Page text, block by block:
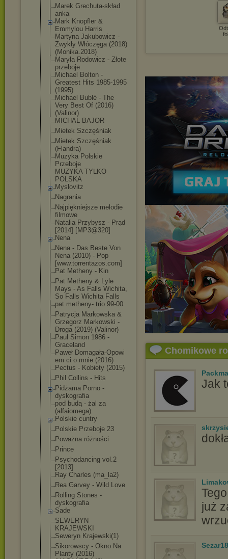
Marek Grechuta-skład
anka
Mark Knopfler &
Emmylou Harris
Martyna Jakubowicz -
Zwykły Włóczęga (2018)
(Monika.2018)
Maryla Rodowicz - Złote
przeboje
Michael Bolton -
Greatest Hits 1985-1995
(1995)
Michael Bublé - The
Very Best Of (2016)
(Valinor)
MICHAL BAJOR
Mietek Szczęśniak
Mietek Szczęśniak
(Flandra)
Muzyka Polskie
Przeboje
MUZYKA TYLKO
POLSKA
Myslovitz
Nagrania
Najpiękniejsze melodie
filmowe
Natalia Przybysz - Prąd
[2014] [MP3@320]
Nena
Nena - Das Beste Von
Nena (2010) - Pop
[www.torrentazos.com]
Pat Metheny - Kin
Pat Metheny & Lyle
Mays - As Falls Wichita,
So Falls Wichita Falls
pat metheny- trio 99-00
Patrycja Markowska &
Grzegorz Markowski -
Droga (2019) (Valinor)
Paul Simon 1986 -
Graceland
Paweł Domagała-Opowi
em ci o mnie (2016)
Pectus - Kobiety (2015)
Phil Collins - Hits
Pidżama Porno -
dyskografia
pod budą - żal za
(alfaiomega)
Polskie cuntry
Polskie Przeboje 23
Poważna różności
Prince
Psychodancing vol.2
[2013]
Ray Charles (ma_la2)
Rea Garvey - Wild Love
Rolling Stones -
dyskografia
Sade
SEWERYN
KRAJEWSKI
Seweryn Krajewski(1)
Sikorowscy - Okno Na
Planty (2016)
Chomikowe
Jak
już
Sezar18